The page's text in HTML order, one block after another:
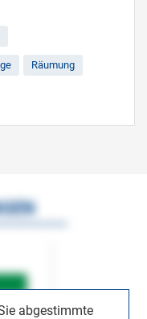
Räumung
abgestimmte